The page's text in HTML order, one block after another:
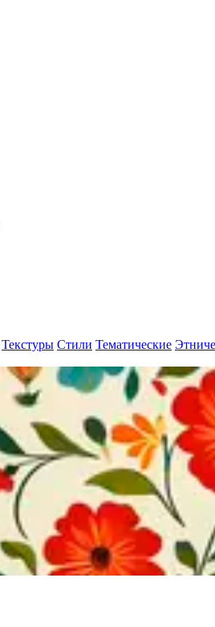
Текстуры Стили Тематические